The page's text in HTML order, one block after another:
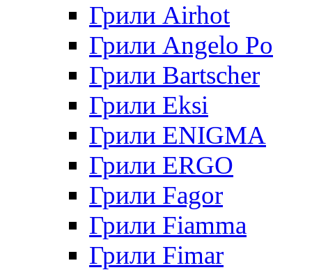
Грили Airhot
Грили Angelo Po
Грили Bartscher
Грили Eksi
Грили ENIGMA
Грили ERGO
Грили Fagor
Грили Fiamma
Грили Fimar